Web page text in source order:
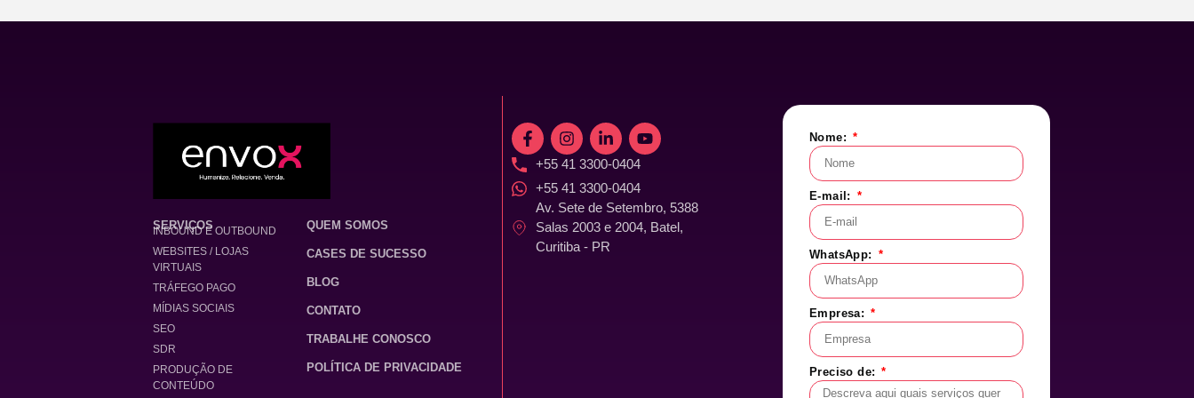
SERVIÇOS
INBOUND E OUTBOUND
WEBSITES / LOJAS
VIRTUAIS
TRÁFEGO PAGO
MÍDIAS SOCIAIS
SEO
SDR
PRODUÇÃO DE
CONTEÚDO
QUEM SOMOS
CASES DE SUCESSO
BLOG
CONTATO
TRABALHE CONOSCO
POLÍTICA DE PRIVACIDADE
+55 41 3300-0404
+55 41 3300-0404
Av. Sete de Setembro, 5388
Salas 2003 e 2004, Batel,
Curitiba - PR
Nome:
E-mail:
WhatsApp:
Empresa:
Preciso de: